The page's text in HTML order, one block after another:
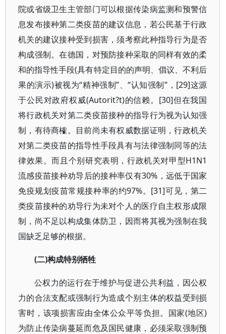
院或省级卫生主管部门可以根据传染病监测和预警信
息发布接种第二类疫苗的建议信息，若公民基于行政
机关的建议接种受到损害，须考察此种指导行为是否
构成强制。在德国，对预防接种采取的同样有效的柔
和的指导性手段(具有特定目的的声明、倡议、不利后
果的演示)被视为“精神强制”、“认知强制”，[29]这源
于公民对政府权威(Autorit?t)的信赖。[30]但在我国
将行政机关对第二类疫苗接种的指导行为视为认知强
制，有待商榷。目前尚未有权威数据证明，行政机关
对第二类疫苗的指导性手段具有与法律强制同等的法
律效果。而且个别研究表明，行政机关对甲型H1N1
流感疫苗接种劝导后的接种率仅有30%，远低于国家
免疫规划疫苗常规接种率的约97%。[31]可见，第二
类疫苗接种的劝导行为未对个人的医疗自主权形成限
制，尚不足以构成集体防卫，因而将其视为强制在我
国缺乏足够的根据。
(二)构成特别牺牲
公权力的运行在于维护与促进公共利益，因公权
力的合法支配或强制行为造成个别主体的权益受到损
害时，该项损害应由全体公众平等负担。国家(地区)
为防止传染病蔓延而危及国民健康，必须采取强制预